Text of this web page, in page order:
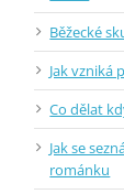
Běžecké
Jak vzniká
Co dělat
Jak se
románku